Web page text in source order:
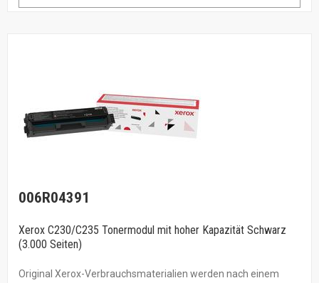
006R04391
Xerox C230/C235 Tonermodul mit hoher Kapazität Schwarz
(3.000 Seiten)
Original Xerox-Verbrauchsmaterialien werden nach einem